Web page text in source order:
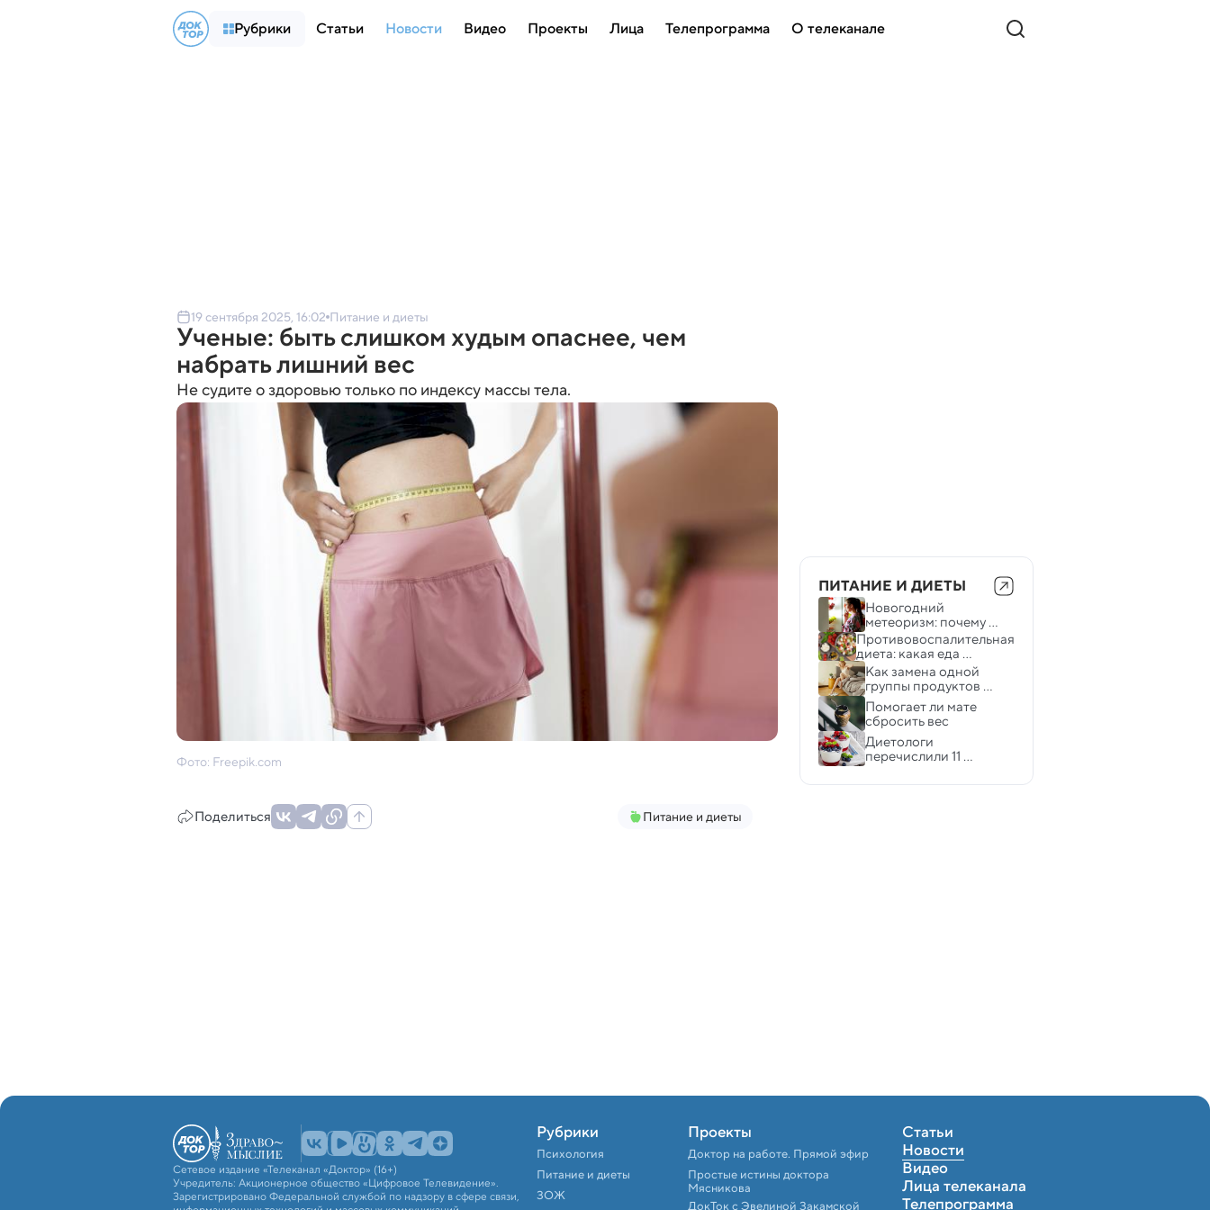
Рубрики Статьи Новости Видео Проекты Лица Телепрограмма О телеканале
19 сентября 2025, 16:02 Питание и диеты
Ученые: быть слишком худым опаснее, чем
набрать лишний вес
Не судите о здоровью только по индексу массы тела.
Фото: Freepik.com
Поделиться Питание и диеты
ПИТАНИЕ И ДИЕТЫ
Новогодний
метеоризм: почему
остатки еды могут
вызвать проблемы с
кишечником
Противовоспалительная
диета: какая еда
помогает восстановить
здоровье кишечника
Как замена одной
группы продуктов
помогает незаметно
сбросить вес
Помогает ли мате
сбросить вес
Диетологи
перечислили 11
полезных сладостей
Сетевое издание «Телеканал «Доктор» (16+)
Учредитель: Акционерное общество «Цифровое Телевидение».
Зарегистрировано Федеральной службой по надзору в сфере связи,
Рубрики
Психология
Питание и диеты
ЗОЖ
Проекты
Доктор на работе. Прямой эфир
Простые истины доктора
Мясникова
ДокТок с Эвелиной Закамской
Статьи
Новости
Видео
Лица телеканала
Телепрограмма